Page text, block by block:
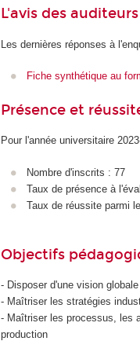
L'avis des auditeurs
Les dernières réponses à
Fiche synthétique au
Présence et
Pour l'année universitaire
Nombre d'inscrits : 77
Taux de présence à
Taux de réussite parmi
Objectifs
- Disposer d'une vision
- Maîtriser les stratégies
- Maîtriser les processus, les
production